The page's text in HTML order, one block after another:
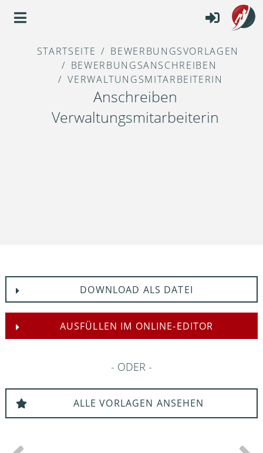
STARTSEITE
BEWERBUNGSVORLAGEN
BEWERBUNGSANSCHREIBEN
VERWALTUNGSMITARBEITERIN
Anschreiben
Verwaltungsmitarbeiterin
DOWNLOAD ALS DATEI
AUSFÜLLEN IM ONLINE-EDITOR
ODER
ALLE VORLAGEN ANSEHEN